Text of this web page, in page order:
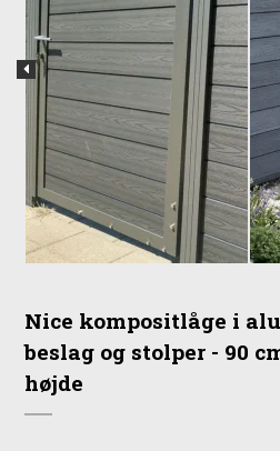
Nice kompositlåge i
beslag og stolper - 90
højde